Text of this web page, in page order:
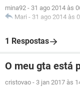
mina92 - 31 ago 2014 às
Mari - 31 ago 2014 às
1 Respostas
O meu gta está
cristovao - 3 jan 2017 às